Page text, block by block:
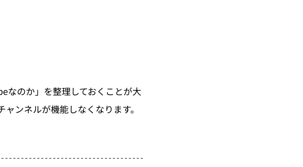
なのか」を整理しておくことが大
ンネルが機能しなくなります。